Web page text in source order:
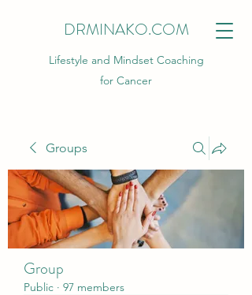
DRMINAKO.COM
Lifestyle and Mindset Coaching
for Cancer
Groups
Group
Public · 97 members